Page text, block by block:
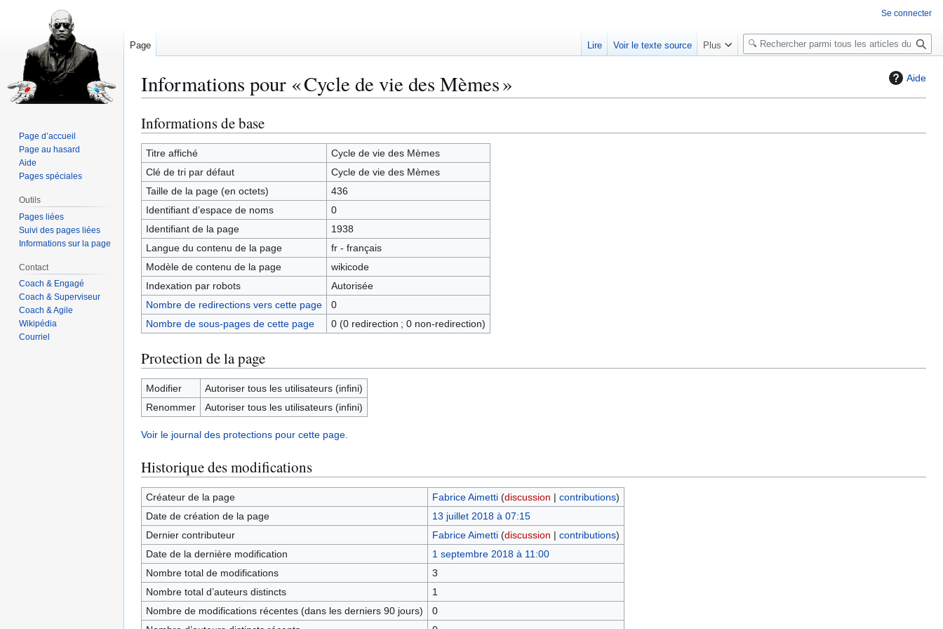
Aide
Informations pour « Cycle de vie des Mèmes »
Aller
à
la
navigation
Aller
à
la
recherche
Informations de base
Titre affiché
Cycle de vie des Mèmes
Clé de tri par défaut
Cycle de vie des Mèmes
Taille de la page (en octets)
436
Identifiant dʼespace de noms
0
Identifiant de la page
1938
Langue du contenu de la page
fr - français
Modèle de contenu de la page
wikicode
Indexation par robots
Autorisée
Nombre de redirections vers cette page
0
Nombre de sous-pages de cette page
0 (0 redirection ; 0 non-redirection)
Protection de la page
Modifier
Autoriser tous les utilisateurs (infini)
Renommer
Autoriser tous les utilisateurs (infini)
Voir le journal des protections pour cette page.
Historique des modifications
Créateur de la page Fabrice Aimetti (discussion | contributions)
Date de création de la page
13 juillet 2018 à 07:15
Dernier contributeur
Fabrice Aimetti (discussion | contributions)
Date de la dernière modification
1 septembre 2018 à 11:00
Nombre total de modifications
3
Nombre total d’auteurs distincts
1
Nombre de modifications récentes (dans les derniers 90 jours)
0
Se connecter
Page Lire Voir le texte source Plus
R
e
e
c
Page d’accueil
Page au hasard
Aide
Pages spéciales
Outils
Pages liées
Suivi des pages liées
Informations sur la page
Contact
Coach & Engagé
Coach & Superviseur
Coach & Agile
Wikipédia
Courriel